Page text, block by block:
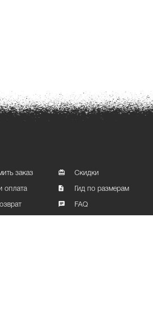
заказ
оплата
Скидки
Гид по размерам
FAQ